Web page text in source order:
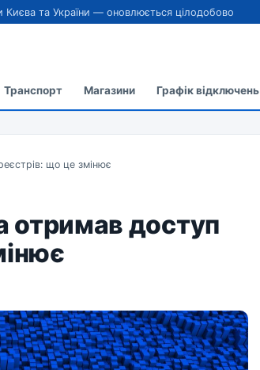
Києва та України — оновлюється цілодобово
Транспорт Магазини Графік відключень
що це змінює
отримав доступ